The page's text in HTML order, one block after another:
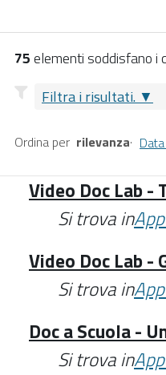
75elementi soddisfano i
Filtra i risultati.
Ordina per rilevanza·
Video Doc Lab -
Si trova in
Video Doc Lab -
Si trova in
Doc a Scuola -
Si trova in